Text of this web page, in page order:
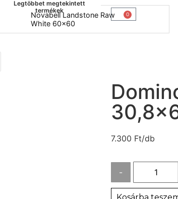
Legtöbbet megtekintett
termékek
Novabell Landstone Raw
White 60x60
0
7.300 Ft/db
-